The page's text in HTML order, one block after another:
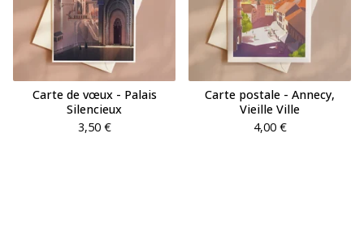
Carte de vœux - Palais
Silencieux
3,50 €
Carte postale - Annecy,
Vieille Ville
4,00 €